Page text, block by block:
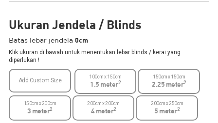
Ukuran Jendela / Blinds
Batas lebar jendela 0cm
Klik ukuran di bawah untuk menentukan lebar blinds / kerai yang
diperlukan !
Add Custom Size
100cm x 150cm
1.5 meter2
150cm x 150cm
2.25 meter2
150cm x 200cm
3 meter2
200cm x 200cm
4 meter2
200cm x 250cm
5 meter2